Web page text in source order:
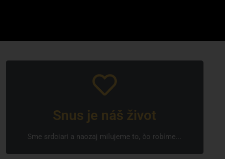
Snus je náš život
Sme srdciari a naozaj milujeme to, čo robíme...